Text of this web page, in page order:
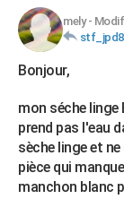
FINANCE
Retraite
Impôts
Epargne
Immobilier
Risques naturels
Banque
Assurance
Crédit
AUTO
Essais
Réserver un essai
Citadines
Berlines
SUV
Forum auto
+HIGH-TECH
Mobiles
Meilleur smartphone
Internet
Ordinateurs
Jeux vidéo
Guide high-tech
+
Forum
Aménagement
Extérieur
Cuisine
Salle de bains
Jardinage
Rangement
WEEK-END
Guides de France
Escapades
Patrimoine
Expositions
Musées
Week-end nature
+LIFESTYLE
mely-
Bonjour,
mon séche linge
prend pas l'eau
sèche linge et
pièce qui
manchon blanc